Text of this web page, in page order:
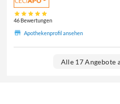
46 Bewertungen
Apothekenprofil ansehen
Alle 17 Angebote